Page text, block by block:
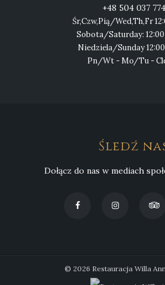
+48 504 037 774
Śr,Czw,Pią/Wed,Th,Fr
Sobota/Saturday: 12:00
Niedziela/Sunday
Pn/Wt - Mo/Tu -
Śledź
Dołącz do nas w mediach
© 2026 Restauracja Willa